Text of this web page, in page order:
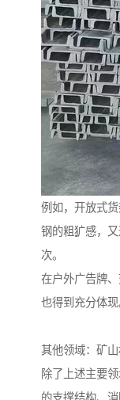
例如，开放式
钢的粗犷感，
次。
在户外广告牌
也得到充分体现
其他领域：矿
除了上述主要